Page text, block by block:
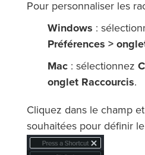
Pour personnaliser les
Windows :
Préférences >
Mac : sélectionnez
onglet Raccourcis.
Cliquez dans le champ
souhaitées pour définir